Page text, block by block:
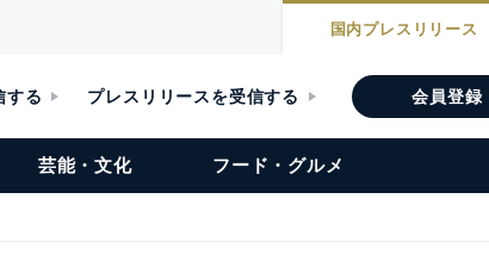
国内プレスリリース
する プレスリリースを受信する 会員登録
芸能・文化 フード・グルメ